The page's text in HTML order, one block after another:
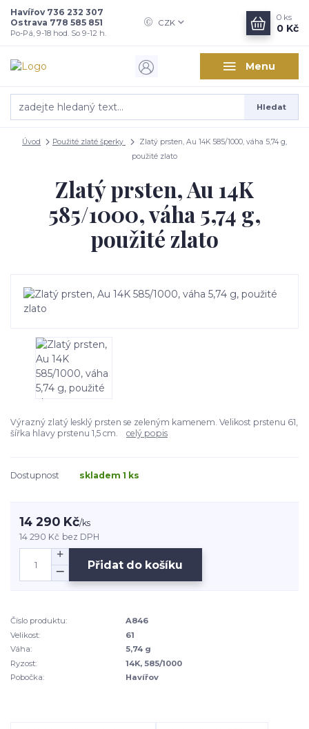
Menu
CZK
Hledat
Havířov 736 232 307
Ostrava 778 585 851
Po-Pá, 9-18 hod. So 9-12 h.
0 ks
0 Kč
Úvod Použité zlaté šperky
Zlatý prsten, Au 14K 585/1000, váha 5,74 g,
použité zlato
Zlatý prsten, Au 14K
585/1000, váha 5,74 g,
použité zlato
Výrazný zlatý lesklý prsten se zeleným kamenem. Velikost prstenu 61,
šířka hlavy prstenu 1,5 cm. celý popis
Dostupnost skladem 1 ks
14 290 Kč/ks
14 290 Kč bez DPH
Přidat do košíku
Číslo produktu:
A846
Velikost:
61
Váha:
5,74 g
Ryzost:
14K, 585/1000
Pobočka:
Havířov